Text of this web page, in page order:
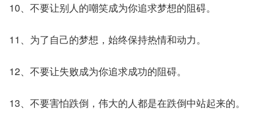
10、不要让别人的嘲笑成为你追求梦想的阻碍。
11、为了自己的梦想，始终保持热情和动力。
12、不要让失败成为你追求成功的阻碍。
13、不要害怕跌倒，伟大的人都是在跌倒中站起来的。